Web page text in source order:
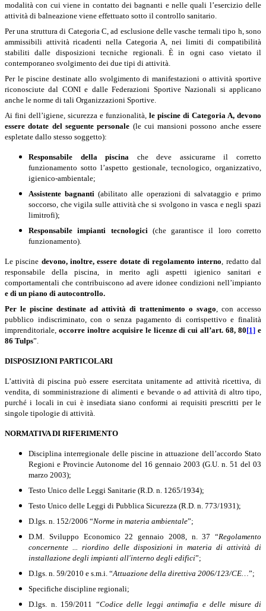
modalità con cui viene in contatto dei bagnanti e nelle quali l’esercizio delle
attività di balneazione viene effettuato sotto il controllo sanitario.
Per una struttura di Categoria C, ad esclusione delle vasche termali tipo h, sono
ammissibili attività ricadenti nella Categoria A, nei limiti di compatibilità
stabiliti dalle disposizioni tecniche regionali. È in ogni caso vietato il
contemporaneo svolgimento dei due tipi di attività.
Per le piscine destinate allo svolgimento di manifestazioni o attività sportive
riconosciute dal CONI e dalle Federazioni Sportive Nazionali si applicano
anche le norme di tali Organizzazioni Sportive.
Ai fini dell’igiene, sicurezza e funzionalità, le piscine di Categoria A, devono
essere dotate del seguente personale (le cui mansioni possono anche essere
espletate dallo stesso soggetto):
Responsabile della piscina che deve assicurarne il corretto
funzionamento sotto l’aspetto gestionale, tecnologico, organizzativo,
igienico-ambientale;
Assistente bagnanti (abilitato alle operazioni di salvataggio e primo
soccorso, che vigila sulle attività che si svolgono in vasca e negli spazi
limitrofi);
Responsabile impianti tecnologici (che garantisce il loro corretto
funzionamento).
Le piscine devono, inoltre, essere dotate di regolamento interno, redatto dal
responsabile della piscina, in merito agli aspetti igienico sanitari e
comportamentali che contribuiscono ad avere idonee condizioni nell’impianto
e di un piano di autocontrollo.
Per le piscine destinate ad attività di trattenimento o svago, con accesso
pubblico indiscriminato, con o senza pagamento di corrispettivo e finalità
imprenditoriale, occorre inoltre acquisire le licenze di cui all’art. 68, 80[1] e
86 Tulps”.
DISPOSIZIONI PARTICOLARI
L’attività di piscina può essere esercitata unitamente ad attività ricettiva, di
vendita, di somministrazione di alimenti e bevande o ad attività di altro tipo,
purché i locali in cui è insediata siano conformi ai requisiti prescritti per le
singole tipologie di attività.
NORMATIVA DI RIFERIMENTO
Disciplina interregionale delle piscine in attuazione dell’accordo Stato
Regioni e Provincie Autonome del 16 gennaio 2003 (G.U. n. 51 del 03
marzo 2003);
Testo Unico delle Leggi Sanitarie (R.D. n. 1265/1934);
Testo Unico delle Leggi di Pubblica Sicurezza (R.D. n. 773/1931);
D.lgs. n. 152/2006 “Norme in materia ambientale”;
D.M. Sviluppo Economico 22 gennaio 2008, n. 37 “Regolamento
concernente ... riordino delle disposizioni in materia di attività di
installazione degli impianti all'interno degli edifici”;
D.lgs. n. 59/2010 e s.m.i. “Attuazione della direttiva 2006/123/CE…”;
Specifiche discipline regionali;
D.lgs. n. 159/2011 “Codice delle leggi antimafia e delle misure di